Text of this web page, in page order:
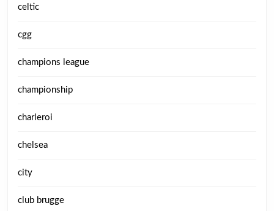
celtic
cgg
champions league
championship
charleroi
chelsea
city
club brugge